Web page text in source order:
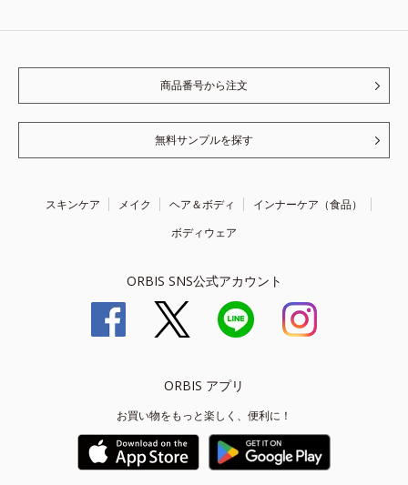
商品番号から注文
無料サンプルを探す
スキンケア メイク ヘア＆ボディ
インナーケア（食品）
ボディウェア
ORBIS SNS公式アカウント
ORBIS アプリ
お買い物をもっと楽しく、便利に！